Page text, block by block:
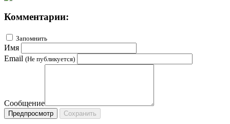
Комментарии:
Запомнить
Имя
Email (Не публикуется)
Сообщение